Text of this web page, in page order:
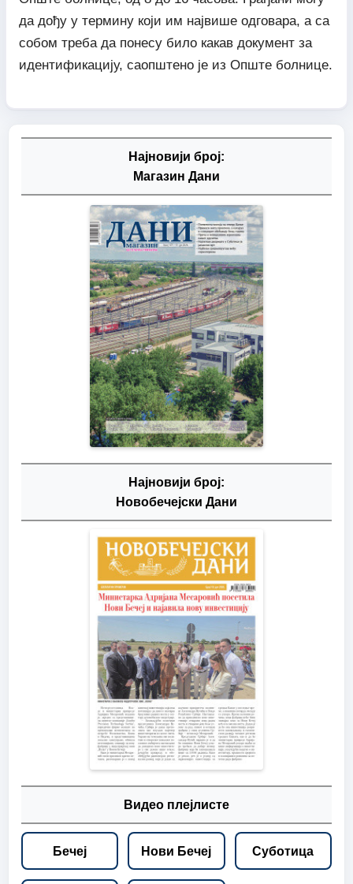
да дођу у термину који им највише одговара, а са
собом треба да понесу било какав документ за
идентификацију, саопштено је из Опште болнице.
Најновији број:
Магазин Дани
Најновији број:
Новобечејски Дани
Видео плејлисте
Бечеј Нови Бечеј Суботица